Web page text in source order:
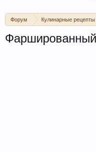
Форум Кулинарные рецепты